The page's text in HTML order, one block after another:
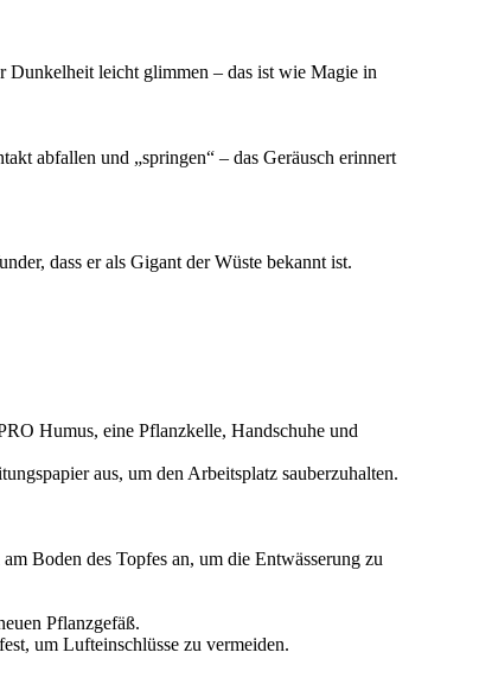
Dunkelheit leicht glimmen – das ist wie Magie in
abfallen und „springen“ – das Geräusch erinnert
dass er als Gigant der Wüste bekannt ist.
Humus, eine Pflanzkelle, Handschuhe und
aus, um den Arbeitsplatz sauberzuhalten.
Boden des Topfes an, um die Entwässerung zu
Pflanzgefäß.
um Lufteinschlüsse zu vermeiden.